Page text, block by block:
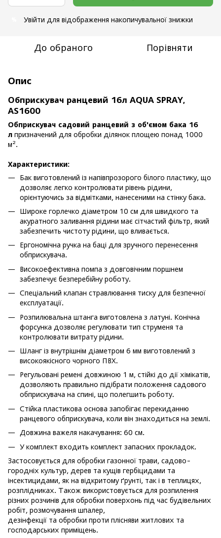
Увійти для відображення накопичувальної знижки
До обраного Порівняти
Опис
Обприскувач ранцевий 16л AQUA SPRAY,
AS1600
Обприскувач садовий ранцевий з об'ємом бака 16
л призначений для обробки ділянок площею понад 1000
м².
Характеристики:
Бак виготовлений із напівпрозорого білого пластику, що
дозволяє легко контролювати рівень рідини,
орієнтуючись за відмітками, нанесеними на стінку бака.
Широке горлечко діаметром 10 см для швидкого та
акуратного заливання рідини має сітчастий фільтр, який
забезпечить чистоту рідини, що вливається.
Ергономічна ручка на баці для зручного перенесення
обприскувача.
Високоефективна помпа з довговічним поршнем
забезпечує безперебійну роботу.
Спеціальний клапан стравлювання тиску для безпечної
експлуатації.
Розпилювальна штанга виготовлена ​​з латуні. Конічна
форсунка дозволяє регулювати тип струменя та
контролювати витрату рідини.
Шланг із внутрішнім діаметром 6 мм виготовлений з
високоякісного чорного ПВХ.
Регульовані ремені довжиною 1 м, стійкі до дії хімікатів,
дозволяють правильно підібрати положення садового
обприскувача на спині, що полегшить роботу.
Стійка пластикова основа запобігає перекиданню
ранцевого обприскувача, коли він знаходиться на землі.
Довжина важеля накачування: 60 см.
У комплект входить комплект запасних прокладок.
Застосовується для обробки газонної трави, садово-
городніх культур, дерев та кущів гербіцидами та
інсектицидами, як на відкритому ґрунті, так і в теплицях,
розплідниках. Також використовується для розпилення
різних розчинів для обробки поверхонь під час будівельних
робіт, розмочування шпалер,
дезінфекції та обробки проти плісняви ​​житлових та
господарських приміщень.